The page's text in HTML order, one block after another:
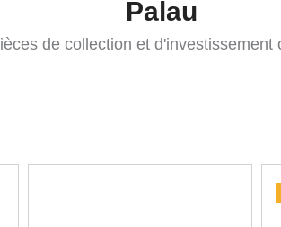
Palau
de collection et d'investissement